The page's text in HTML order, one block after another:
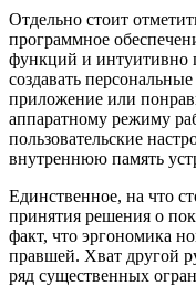
Отдельно стоит
программное
функций и интуитивно
создавать
приложение или
аппаратному режиму
пользовательские
внутреннюю память
Единственное, на что
принятия решения о
факт, что эргономика
правшей. Хват другой
ряд существенных